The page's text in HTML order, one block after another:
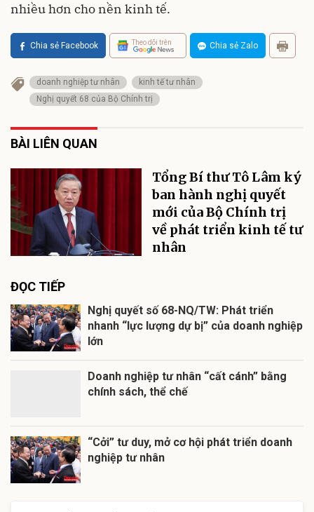
nhiều hơn cho nền kinh tế.
Chia sẻ Facebook Theo dõi trên Chia sẻ Zalo
doanh nghiệp tư nhân
kinh tế tư nhân
Nghị quyết 68 của Bộ Chính trị
BÀI LIÊN QUAN
Tổng Bí thư Tô Lâm ký
ban hành nghị quyết
mới của Bộ Chính trị
về phát triển kinh tế tư
nhân
ĐỌC TIẾP
Nghị quyết số 68-NQ/TW: Phát triển
nhanh “lực lượng dự bị” của doanh nghiệp
lớn
Doanh nghiệp tư nhân “cất cánh” bằng
chính sách, thể chế
“Cởi” tư duy, mở cơ hội phát triển doanh
nghiệp tư nhân